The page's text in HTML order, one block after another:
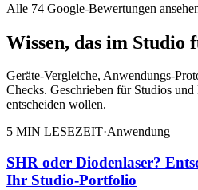
Alle 74 Google-Bewertungen
Wissen, das im Studio
Geräte-Vergleiche, Anwendungs-
Checks. Geschrieben für Studios
entscheiden wollen.
5 MIN LESEZEIT·Anwendung
SHR oder Diodenlaser?
Ihr Studio-Portfolio